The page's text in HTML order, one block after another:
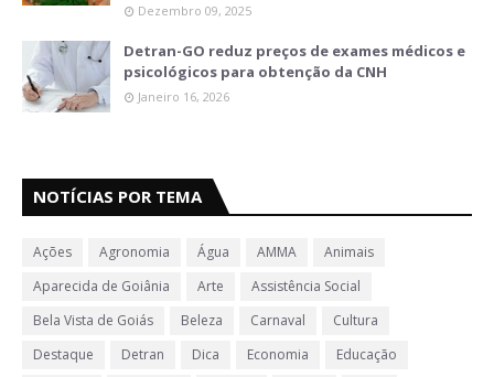
Dezembro 09, 2025
Detran-GO reduz preços de exames médicos e
psicológicos para obtenção da CNH
Janeiro 16, 2026
NOTÍCIAS POR TEMA
Ações Agronomia Água AMMA
Animais
Aparecida de Goiânia
Arte
Assistência Social
Bela Vista de Goiás
Beleza Carnaval
Cultura
Destaque
Detran Dica Economia
Educação